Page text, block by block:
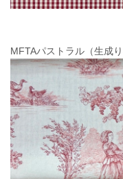
MFTAパストラル（生成